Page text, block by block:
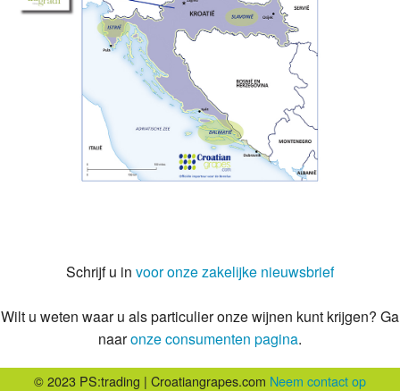
Schrijf u in voor onze zakelijke nieuwsbrief
Wilt u weten waar u als particulier onze wijnen kunt krijgen? Ga
naaronze consumenten pagina.
© 2023 PS:trading | Croatiangrapes.com Neem contact op